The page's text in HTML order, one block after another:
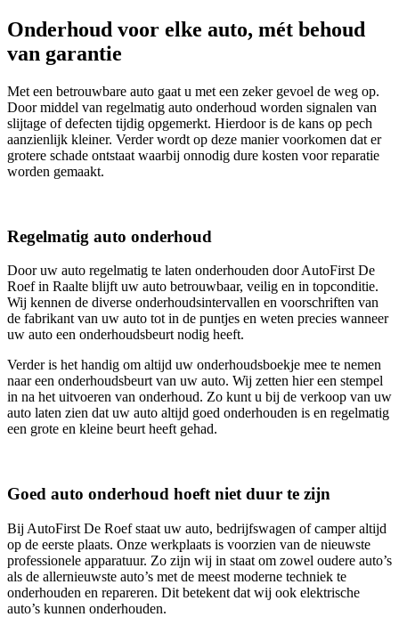
Onderhoud voor elke auto, mét behoud
van garantie
Met een betrouwbare auto gaat u met een zeker gevoel de weg op.
Door middel van regelmatig auto onderhoud worden signalen van
slijtage of defecten tijdig opgemerkt. Hierdoor is de kans op pech
aanzienlijk kleiner. Verder wordt op deze manier voorkomen dat er
grotere schade ontstaat waarbij onnodig dure kosten voor reparatie
worden gemaakt.
Regelmatig auto onderhoud
Door uw auto regelmatig te laten onderhouden door AutoFirst De
Roef in Raalte blijft uw auto betrouwbaar, veilig en in topconditie.
Wij kennen de diverse onderhoudsintervallen en voorschriften van
de fabrikant van uw auto tot in de puntjes en weten precies wanneer
uw auto een onderhoudsbeurt nodig heeft.
Verder is het handig om altijd uw onderhoudsboekje mee te nemen
naar een onderhoudsbeurt van uw auto. Wij zetten hier een stempel
in na het uitvoeren van onderhoud. Zo kunt u bij de verkoop van uw
auto laten zien dat uw auto altijd goed onderhouden is en regelmatig
een grote en kleine beurt heeft gehad.
Goed auto onderhoud hoeft niet duur te zijn
Bij AutoFirst De Roef staat uw auto, bedrijfswagen of camper altijd
op de eerste plaats. Onze werkplaats is voorzien van de nieuwste
professionele apparatuur. Zo zijn wij in staat om zowel oudere auto’s
als de allernieuwste auto’s met de meest moderne techniek te
onderhouden en repareren. Dit betekent dat wij ook elektrische
auto’s kunnen onderhouden.